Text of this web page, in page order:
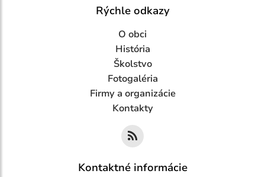
Rýchle odkazy
O obci
História
Školstvo
Fotogaléria
Firmy a organizácie
Kontakty
Kontaktné informácie